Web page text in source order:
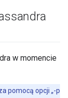
w momencie
pomocą opcji „-p